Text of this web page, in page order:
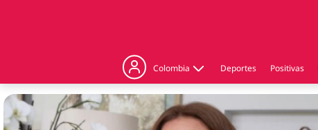
Colombia
Judicial
Politica
Deportes Positivas